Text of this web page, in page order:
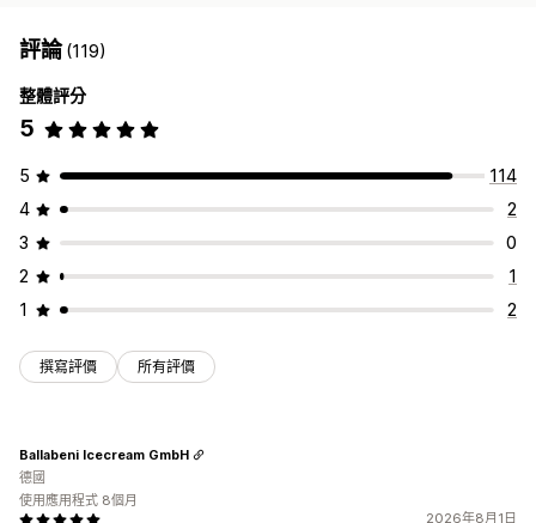
評論(119)
整體評分
5
5
114
4
2
3
0
2
1
1
2
撰寫評價 所有評價
2026年8月1日
Ballabeni Icecream GmbH
德國
使用應用程式 8個月